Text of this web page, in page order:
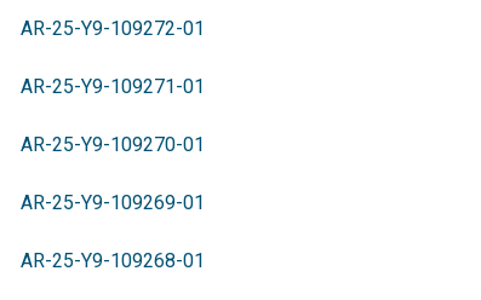
AR-25-Y9-109272-01
AR-25-Y9-109271-01
AR-25-Y9-109270-01
AR-25-Y9-109269-01
AR-25-Y9-109268-01